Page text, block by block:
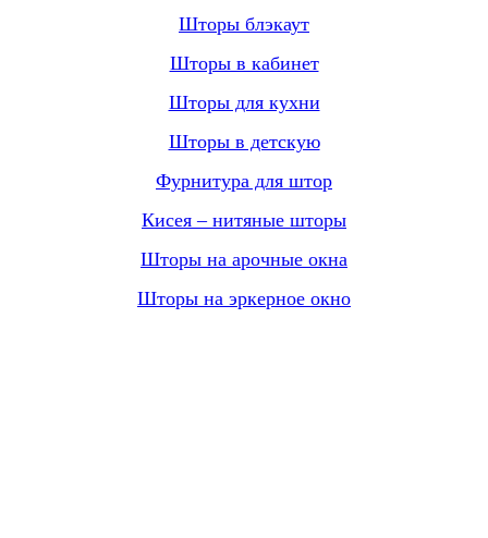
Шторы блэкаут
Шторы в кабинет
Шторы для кухни
Шторы в детскую
Фурнитура для штор
Кисея – нитяные шторы
Шторы на арочные окна
Шторы на эркерное окно